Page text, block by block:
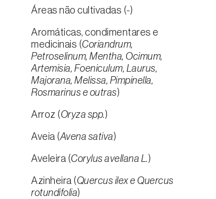
Áreas não cultivadas (-)
Aromáticas, condimentares e
medicinais (Coriandrum,
Petroselinum, Mentha, Ocimum,
Artemisia, Foeniculum, Laurus,
Majorana, Melissa, Pimpinella,
Rosmarinus e outras)
Arroz (Oryza spp.)
Aveia (Avena sativa)
Aveleira (Corylus avellana L.)
Azinheira (Quercus ilex e Quercus
rotundifolia)